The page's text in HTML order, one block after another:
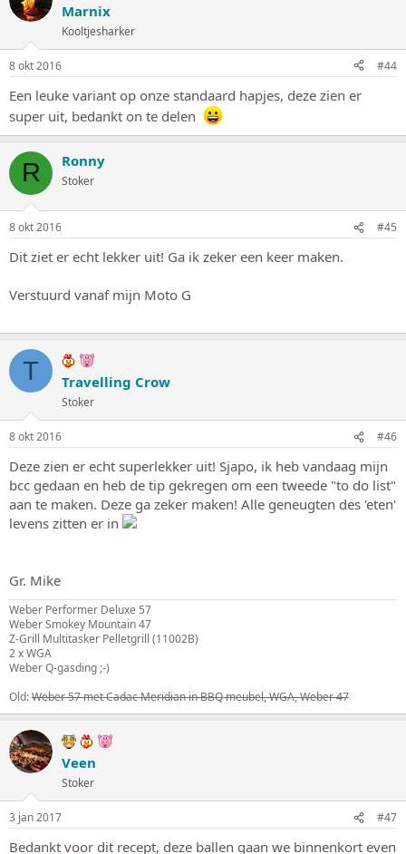
Marnix
Kooltjesharker
8 okt 2016 #44
Een leuke variant op onze standaard hapjes, deze zien er
super uit, bedankt on te delen
R Ronny
Stoker
8 okt 2016 #45
Dit ziet er echt lekker uit! Ga ik zeker een keer maken.
Verstuurd vanaf mijn Moto G
T Travelling Crow
Stoker
8 okt 2016 #46
Deze zien er echt superlekker uit! Sjapo, ik heb vandaag mijn
bcc gedaan en heb de tip gekregen om een tweede "to do list"
aan te maken. Deze ga zeker maken! Alle geneugten des 'eten'
levens zitten er in
Gr. Mike
Weber Performer Deluxe 57
Weber Smokey Mountain 47
Z-Grill Multitasker Pelletgrill (11002B)
2 x WGA
Weber Q-gasding ;-)
Old:Weber 57 met Cadac Meridian in BBQ meubel, WGA, Weber 47
Veen
Stoker
3 jan 2017 #47
Bedankt voor dit recept, deze ballen gaan we binnenkort even